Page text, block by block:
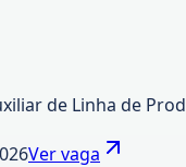
de Linha de
Ver vaga